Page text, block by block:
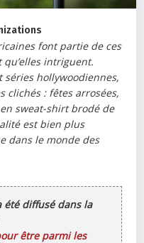
font partie de ces
intriguent.
séries hollywoodiennes,
clichés : fêtes arrosées,
sweat-shirt brodé de
est bien plus
dans le monde des
été diffusé dans la
être parmi les